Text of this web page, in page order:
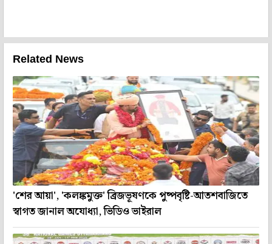
Related News
'শের আয়া', 'কলঙ্কমুক্ত' ব্রিজভূষণকে পুষ্পবৃষ্টি-আতশবাজিতে
স্বাগত জানাল অযোধ্যা, ভিডিও ভাইরাল